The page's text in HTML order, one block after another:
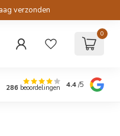
verzonden
0
286 beoordelingen 4.4/5